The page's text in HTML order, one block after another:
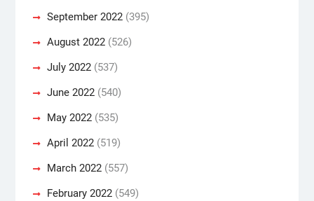
September 2022(395)
August 2022(526)
July 2022(537)
June 2022(540)
May 2022(535)
April 2022(519)
March 2022(557)
February 2022(549)